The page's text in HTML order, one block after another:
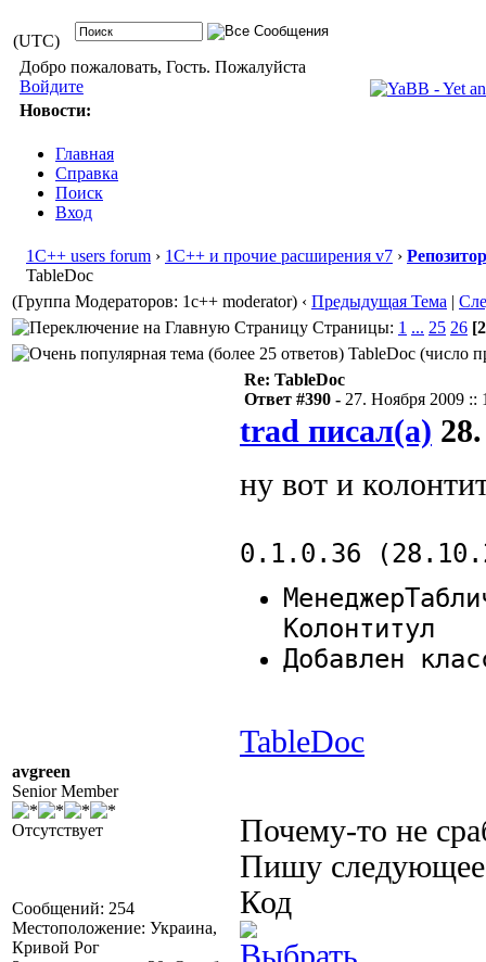
(UTC)
Добро пожаловать, Гость. Пожалуйста
Войдите
Новости:
Главная
Справка
Поиск
Вход
1С++ users forum › 1С++ и прочие расширения v7 ›
TableDoc
(Группа Модераторов: 1c++ moderator) ‹ Предыдущая Тема |
Страницы: 1 ... 25 26
TableDoc (число
avgreen
Senior Member
Отсутствует
Сообщений: 254
Местоположение: Украина,
Кривой Рог
Re: TableDoc
Ответ #390 - 27. Ноября 2009 ::
trad писал(а)
ну вот и
0.1.0.36
Колонтитул
Добавлен
TableDoc
Почему-то не
Пишу
Код